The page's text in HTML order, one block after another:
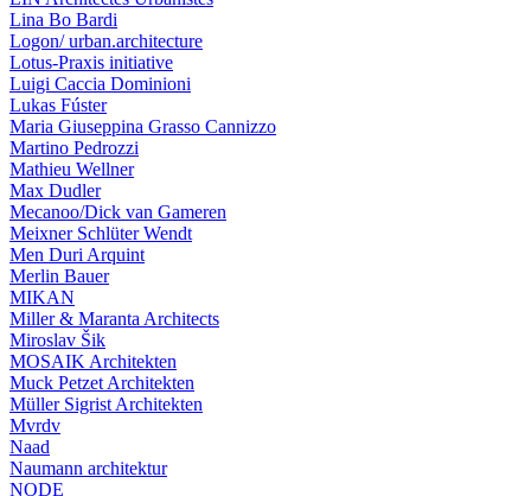
Lina Bo Bardi
Logon/ urban.architecture
Lotus-Praxis initiative
Luigi Caccia Dominioni
Lukas Fúster
Maria Giuseppina Grasso Cannizzo
Martino Pedrozzi
Mathieu Wellner
Max Dudler
Mecanoo/Dick van Gameren
Meixner Schlüter Wendt
Men Duri Arquint
Merlin Bauer
MIKAN
Miller & Maranta Architects
Miroslav Šik
MOSAIK Architekten
Muck Petzet Architekten
Müller Sigrist Architekten
Mvrdv
Naad
Naumann architektur
NODE